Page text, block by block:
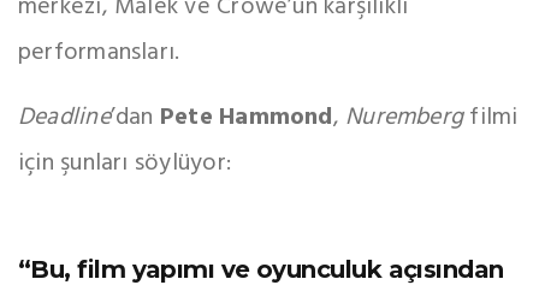
performansları.
Deadline’dan Pete Hammond, Nurembergfilmi
için şunları söylüyor:
“Bu, film yapımı ve oyunculuk açısından